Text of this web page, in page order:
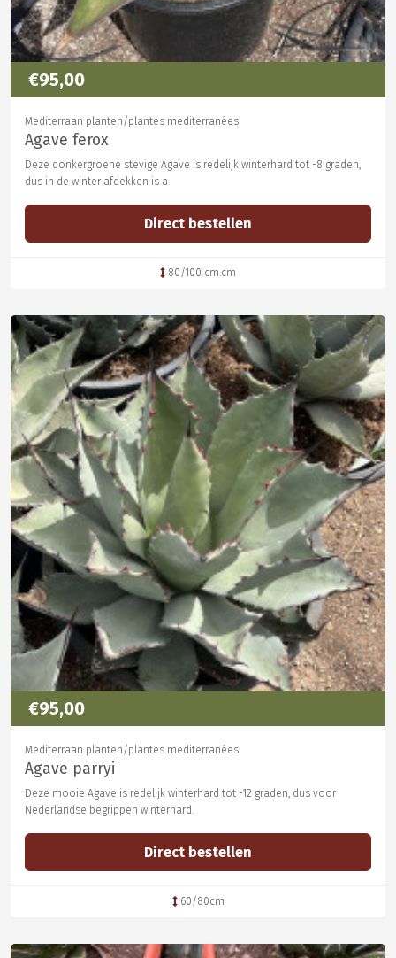
€95,00
Mediterraan planten/plantes mediterranées
Agave ferox
Deze donkergroene stevige Agave is redelijk winterhard tot -8 graden,
dus in de winter afdekken is a
Direct bestellen
80/100 cm.cm
€95,00
Mediterraan planten/plantes mediterranées
Agave parryi
Deze mooie Agave is redelijk winterhard tot -12 graden, dus voor
Nederlandse begrippen winterhard.
Direct bestellen
60/80cm